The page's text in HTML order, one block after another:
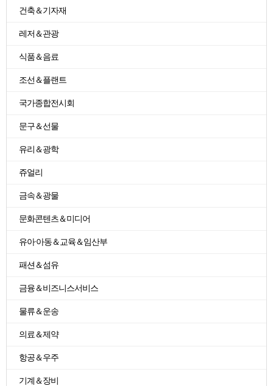
건축＆기자재
레저＆관광
식품＆음료
조선＆플랜트
국가종합전시회
문구＆선물
유리＆광학
쥬얼리
금속＆광물
문화콘텐츠＆미디어
유아·아동＆교육＆임산부
패션＆섬유
금융＆비즈니스서비스
물류＆운송
의료＆제약
항공＆우주
기계＆장비